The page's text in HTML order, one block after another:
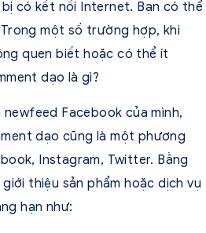
có kết nối Internet. Bạn có thể
một số trường hợp, khi
quen biết hoặc có thể ít
dạo là gì?
Facebook của mình,
dạo cũng là một phương
Instagram, Twitter. Bằng
thiệu sản phẩm hoặc dịch vụ
hạn như: